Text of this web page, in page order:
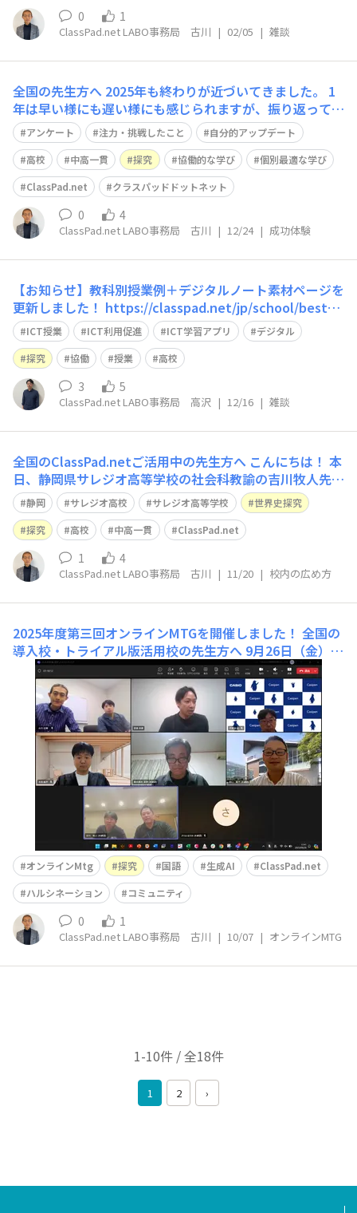
0 1
ClassPad.net LABO事務局 古川 | 02/05 | 雑談
全国の先生方へ 2025年も終わりが近づいてきました。 1
年は早い様にも遅い様にも感じられますが、振り返ってみ
ると沢山の事があるものですよね。 そこで、2025年の授
業で「注力・挑戦したこと」や「自分的アップデート」を
教えて下さい！ 先生方からご投稿頂いた内容は、サービ
ス開発・改善やセミナー・
アンケート 注力・挑戦したこと
自分的アップデート
高校
中高一貫 探究 協働的な学び
個別最適な学び
ClassPad.net
クラスパッドドットネット
0 4
ClassPad.net LABO事務局 古川 | 12/24 | 成功体験
【お知らせ】教科別授業例＋デジタルノート素材ページを
更新しました！ https://classpad.net/jp/school/bestpr
actice/ 授業で活用できる新しい授業例を多数追加してい
ます。 「ICTを利用してもっと効果的な授業をしたい」と
お悩みの先生、日々の指導のヒントやアイデ
ICT授業 ICT利用促進 ICT学習アプリ
デジタル
探究
協働 授業 高校
3 5
ClassPad.net LABO事務局 高沢 | 12/16 | 雑談
全国のClassPad.netご活用中の先生方へ こんにちは！ 本
日、静岡県サレジオ高等学校の社会科教諭の吉川牧人先生
による世界史探究授業時のインタビュー動画をYouTube
に掲載させて頂きました。 https://www.youtube.com/
watch?v=9FfTxvMtcqY 探究的な
静岡 サレジオ高校 サレジオ高等学校
世界史探究
探究
高校 中高一貫 ClassPad.net
1 4
ClassPad.net LABO事務局 古川 | 11/20 | 校内の広め方
2025年度第三回オンラインMTGを開催しました！ 全国の
導入校・トライアル版活用校の先生方へ 9月26日（金）に
2025年度第三回オンラインMTGを開催しました！ 今回は
浦和実業学園の国語科教諭、田口純平先生に立候補頂き、
生成AIとClassPad.netを活用した授業をご共有頂きまし
た。昨今、急速に発達している生成AIですが、
オンラインMtg 探究 国語 生成AI
ClassPad.net
ハルシネーション
コミュニティ
0 1
ClassPad.net LABO事務局 古川 | 10/07 | オンラインMTG
1-10件 / 全18件
1 2 ›